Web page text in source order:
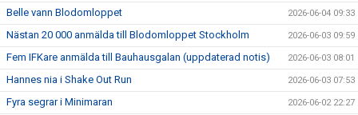
Belle vann Blodomloppet 2026-06-04 09:33
Nästan 20 000 anmälda till Blodomloppet Stockholm 2026-06-03 09:59
Fem IFKare anmälda till Bauhausgalan (uppdaterad notis) 2026-06-03 08:01
Hannes nia i Shake Out Run 2026-06-03 07:53
Fyra segrar i Minimaran 2026-06-02 22:27